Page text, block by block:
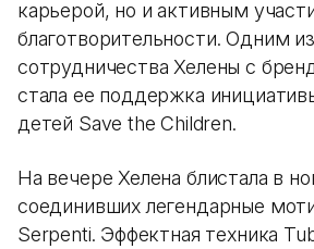
карьерой, но и активным
благотворительности. Одним
сотрудничества Хелены с
стала ее поддержка
детей Save the Children.
На вечере Хелена блистала в
соединивших легендарные
Serpenti. Эффектная техника